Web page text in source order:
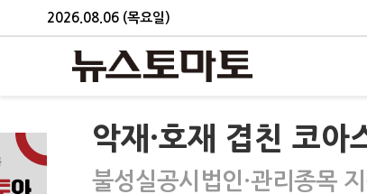
2026.08.06 (목요일)
악재·호재 겹친 코아
불성실공시법인·관리종목